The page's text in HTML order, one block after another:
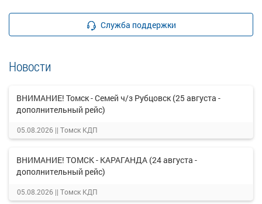
Служба поддержки
Новости
ВНИМАНИЕ! Томск - Семей ч/з Рубцовск (25 августа -
дополнительный рейс)
05.08.2026 || Томск КДП
ВНИМАНИЕ! ТОМСК - КАРАГАНДА (24 августа -
дополнительный рейс)
05.08.2026 || Томск КДП